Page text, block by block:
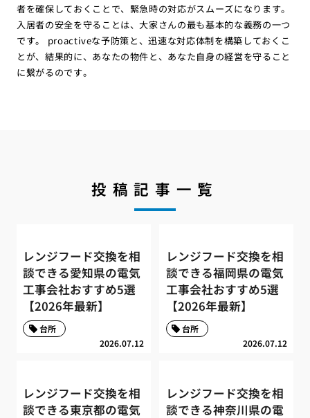
者を確保しておくことで、緊急時の対応がスムーズになります。
入居者の安全を守ることは、大家さんの最も基本的な義務の一つ
です。 proactiveな予防策と、迅速な対応体制を構築しておくこ
とが、結果的に、あなたの物件と、あなた自身の経営を守ること
に繋がるのです。
投稿記事一覧
レンジフード交換を相
談できる愛知県の電気
工事会社おすすめ5選
【2026年最新】
2026.07.12
台所
レンジフード交換を相
談できる福岡県の電気
工事会社おすすめ5選
【2026年最新】
2026.07.12
台所
レンジフード交換を相
談できる東京都の電気
レンジフード交換を相
談できる神奈川県の電